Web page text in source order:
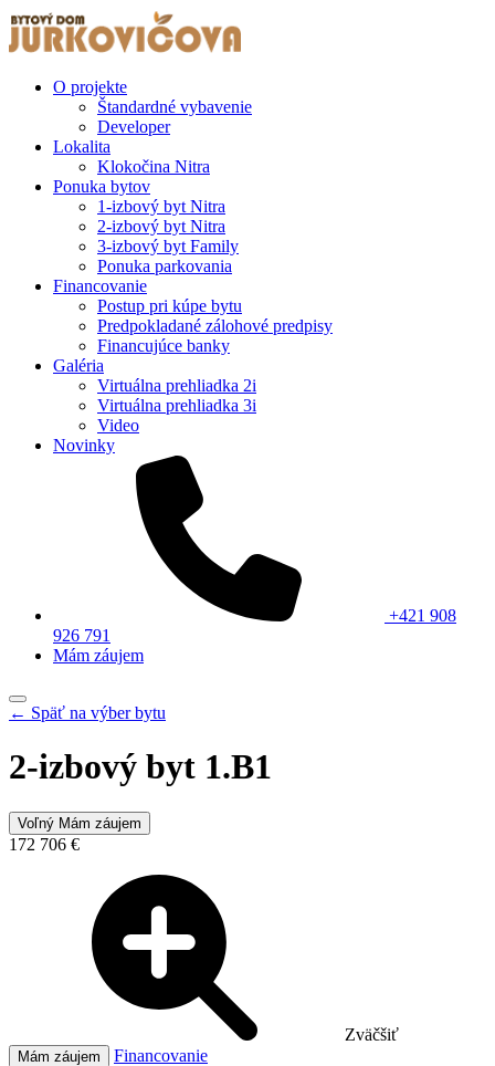
O projekte
Štandardné vybavenie
Developer
Lokalita
Klokočina Nitra
Ponuka bytov
1-izbový byt Nitra
2-izbový byt Nitra
3-izbový byt Family
Ponuka parkovania
Financovanie
Postup pri kúpe bytu
Predpokladané zálohové predpisy
Financujúce banky
Galéria
Virtuálna prehliadka 2i
Virtuálna prehliadka 3i
Video
Novinky
+421 908
926 791
Mám záujem
← Späť na výber bytu
2-izbový byt 1.B1
Voľný Mám záujem
172 706 €
Zväčšiť
Mám záujem Financovanie